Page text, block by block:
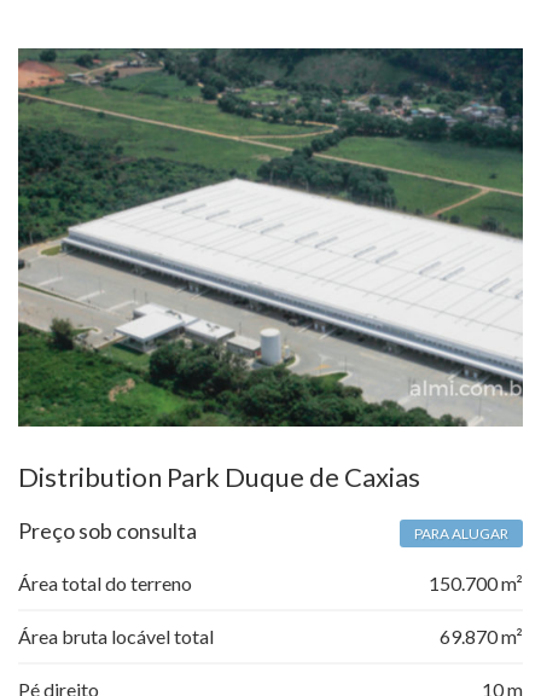
Distribution Park Duque de Caxias
Preço sob consulta PARA ALUGAR
Área total do terreno 150.700 m²
Área bruta locável total 69.870 m²
Pé direito 10 m